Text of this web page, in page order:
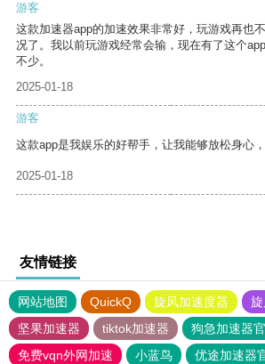
游客
这款加速器app的加速效果非常好，玩游戏再也
况了。我以前玩游戏经常会输，现在有了这个
不少。
2025-01-18
游客
这款app是我娱乐的好帮手，让我能够放松身心，
2025-01-18
友情链接
网站地图 QuickQ 旋风加速度器
坚果加速器
tiktok加速器
狗急加速器
免费vqn外网加速
小蓝鸟 优途加速器